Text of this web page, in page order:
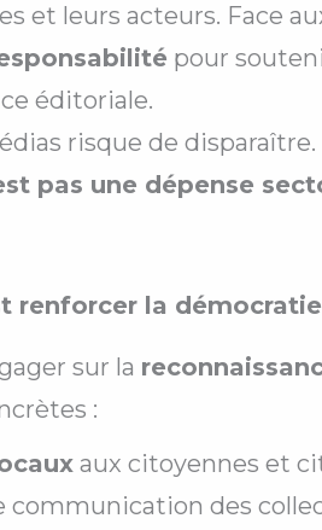
et leurs acteurs. Face
pour
éditoriale.
risque de disparaître.
pas une dépense
renforcer la
sur la
:
aux citoyennes et
des